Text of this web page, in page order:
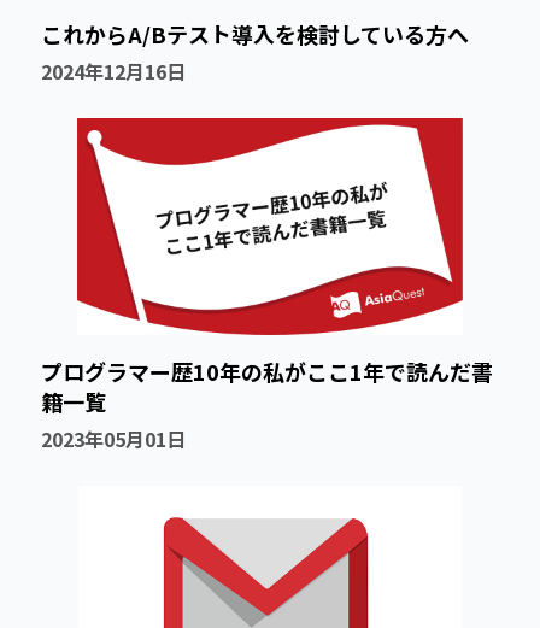
これからA/Bテスト導入を検討している方へ
2024年12月16日
プログラマー歴10年の私がここ1年で読んだ書
籍一覧
2023年05月01日